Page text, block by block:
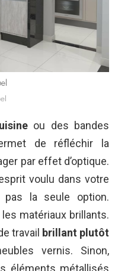
ou des bandes
de réfléchir la
par effet d’optique.
voulu dans votre
pas la seule option.
matériaux brillants.
travail brillant plutôt
vernis. Sinon,
éléments métallisés